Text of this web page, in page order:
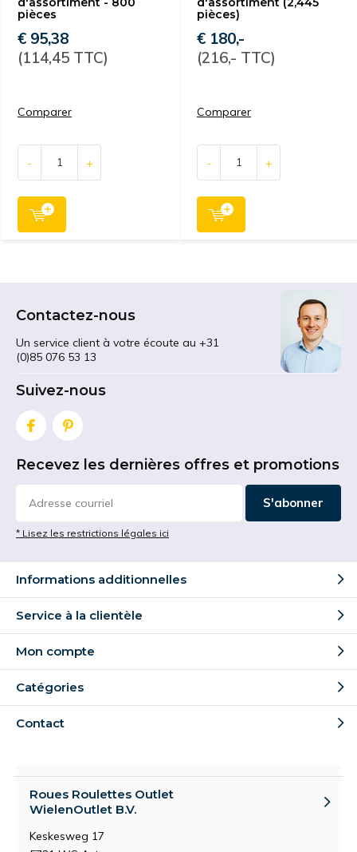
pièces
€ 95,38
(114,45 TTC)
Comparer
- +
pièces)
€ 180,-
(216,- TTC)
Comparer
- +
Contactez-nous
Un service client à votre écoute au +31
(0)85 076 53 13
Suivez-nous
Recevez les dernières offres et promotions
S'abonner
* Lisez les restrictions légales ici
Informations additionnelles
Service à la clientèle
Mon compte
Catégories
Contact
Roues Roulettes Outlet
WielenOutlet B.V.
Keskesweg 17